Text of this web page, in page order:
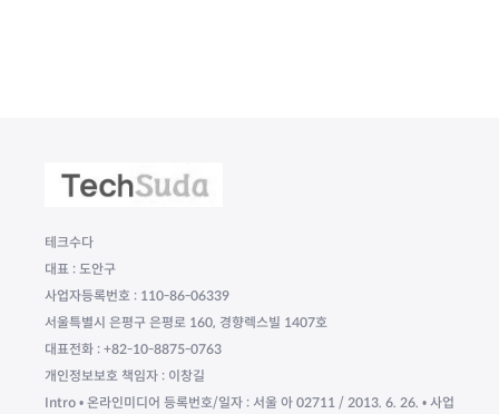
테크수다
대표 : 도안구
사업자등록번호 : 110-86-06339
서울특별시 은평구 은평로 160, 경향렉스빌 1407호
대표전화 : +82-10-8875-0763
개인정보보호 책임자 : 이창길
Intro • 온라인미디어 등록번호/일자 : 서울 아 02711 / 2013. 6. 26. • 사업